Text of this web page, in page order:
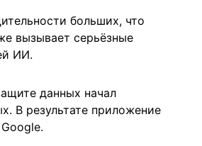
больших, что
вызывает серьёзные
ИИ.
данных начал
В результате приложение